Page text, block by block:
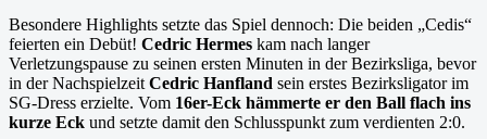
Besondere Highlights setzte das Spiel dennoch: Die beiden „Cedis“
feierten ein Debüt! Cedric Hermes kam nach langer
Verletzungspause zu seinen ersten Minuten in der Bezirksliga, bevor
in der Nachspielzeit Cedric Hanfland sein erstes Bezirksligator im
SG-Dress erzielte. Vom 16er-Eck hämmerte er den Ball flach ins
kurze Eck und setzte damit den Schlusspunkt zum verdienten 2:0.